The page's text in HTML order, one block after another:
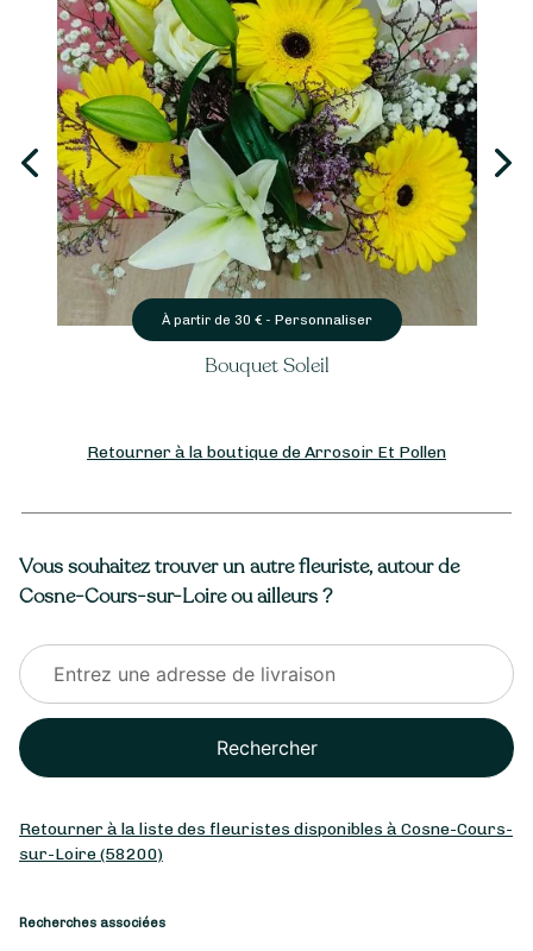
À partir de
Retourner à la boutique de Arrosoir Et Pollen
Vous souhaitez trouver un autre fleuriste, autour de
Cosne-Cours-sur-Loire ou ailleurs ?
Rechercher
Retourner à la liste des fleuristes disponibles à Cosne-Cours-
sur-Loire (58200)
Recherches associées